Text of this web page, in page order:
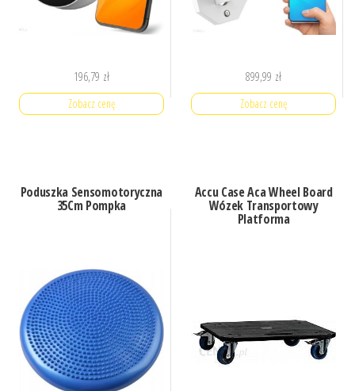
196,79 zł
Zobacz cenę
899,99 zł
Zobacz cenę
Poduszka Sensomotoryczna
35Cm Pompka
Accu Case Aca Wheel Board
Wózek Transportowy
Platforma